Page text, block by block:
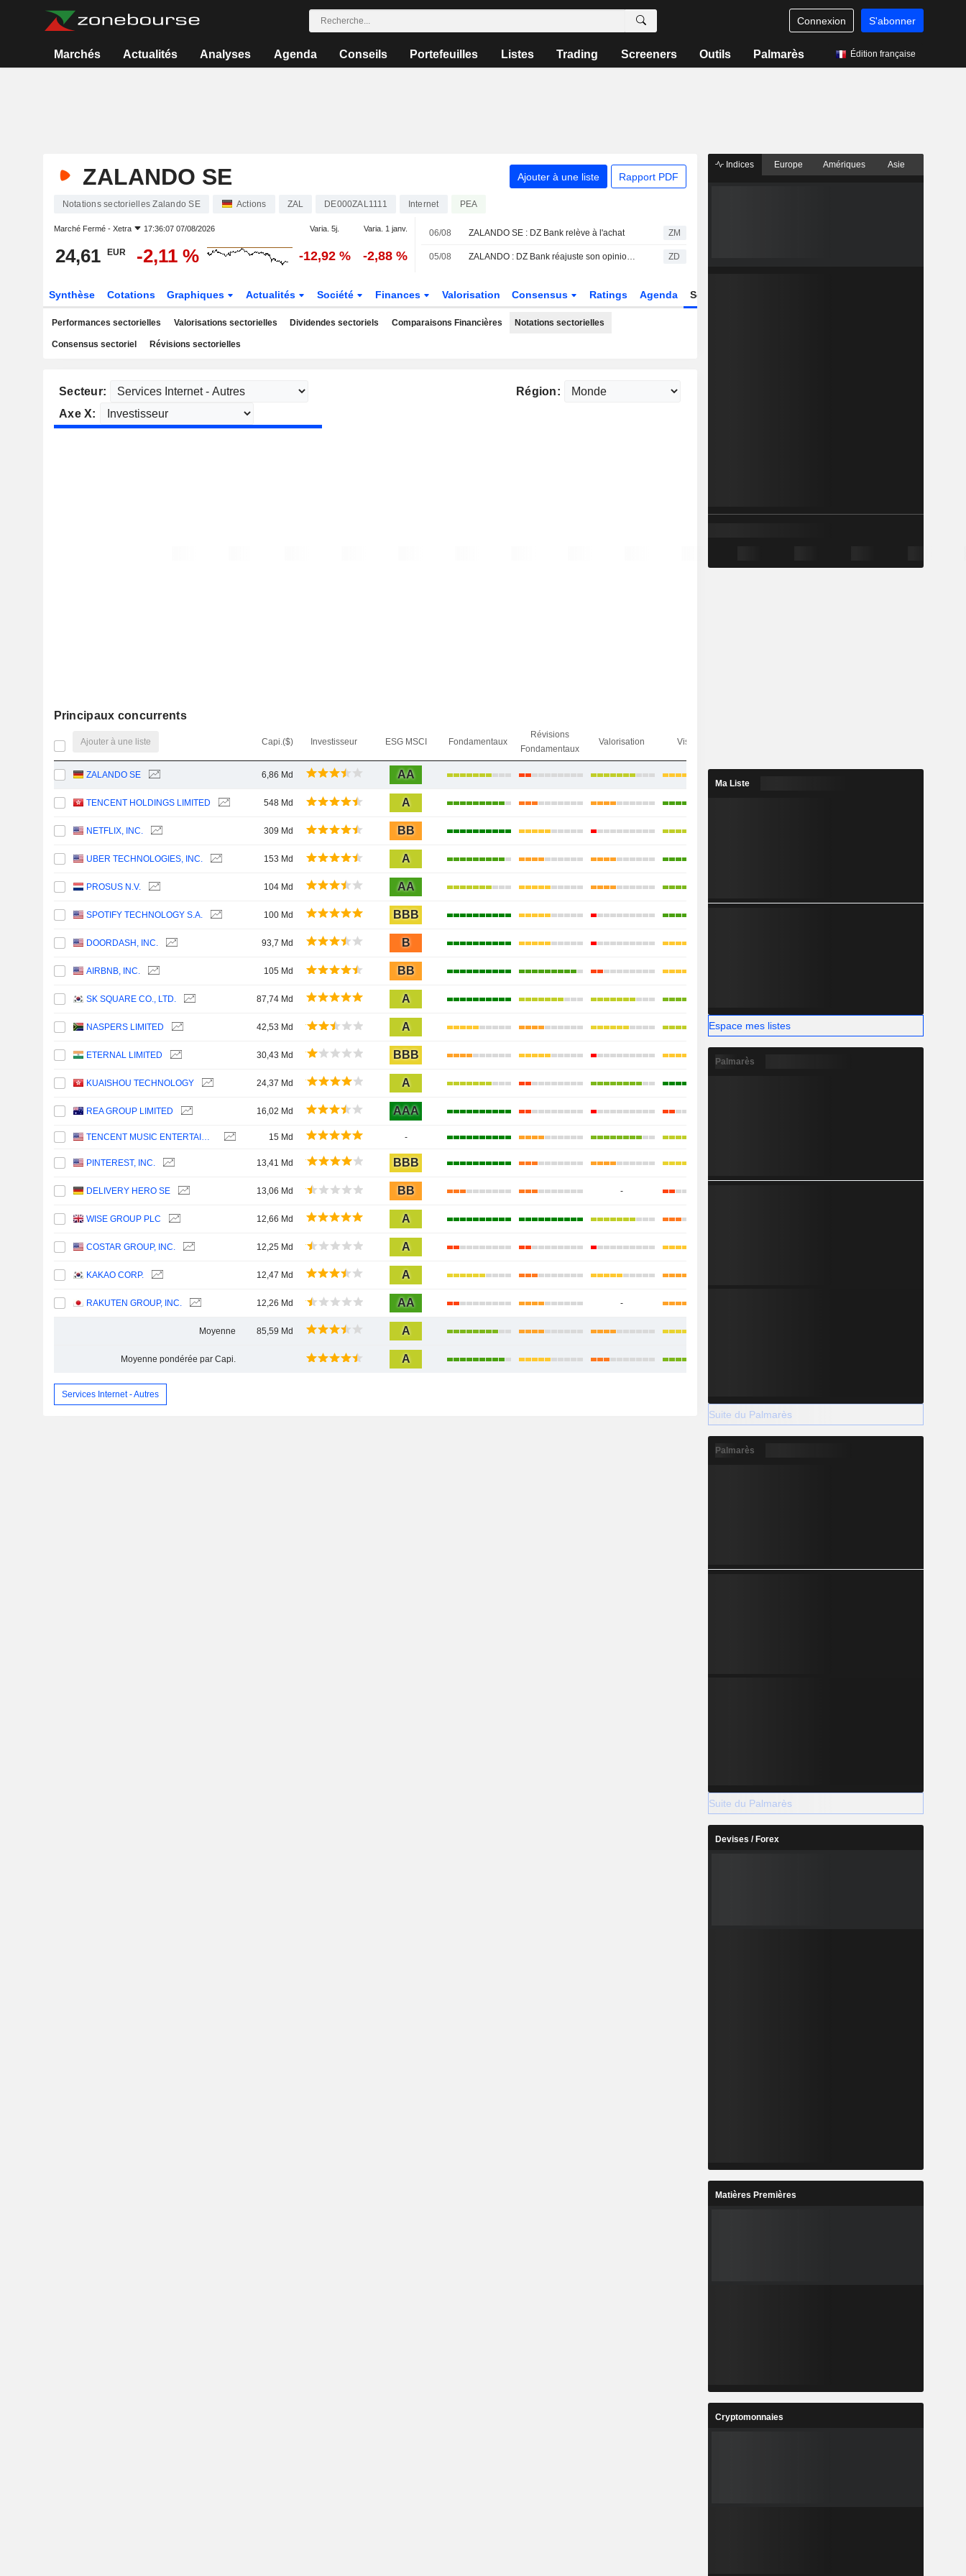
Connexion S'abonner
Marchés Actualités Analyses Agenda Conseils Portefeuilles Listes Trading Screeners Outils Palmarès Édition française
ZALANDO SE Ajouter à une liste Rapport PDF
Notations sectorielles Zalando SE Actions ZAL DE000ZAL1111 Internet PEA
Marché Fermé - Xetra 17:36:07 07/08/2026 Varia. 5j. Varia. 1 janv.
24,61 EUR -2,11 % -12,92 % -2,88 %
06/08 ZALANDO SE : DZ Bank relève à l'achat ZM
05/08 ZALANDO : DZ Bank réajuste son opinion à la hausse ZD
Synthèse Cotations Graphiques Actualités Société Finances Valorisation Consensus Ratings Agenda Secteur
Performances sectorielles Valorisations sectorielles Dividendes sectoriels Comparaisons Financières Notations sectorielles
Consensus sectoriel Révisions sectorielles
Secteur:
Région:
Axe X:
Principaux concurrents
Ajouter à une liste Capi.($) Investisseur ESG MSCI Fondamentaux
Révisions
Fondamentaux
Valorisation Visibilité
ZALANDO SE 6,86 Md AA
TENCENT HOLDINGS LIMITED 548 Md A
NETFLIX, INC. 309 Md BB
UBER TECHNOLOGIES, INC. 153 Md A
PROSUS N.V. 104 Md AA
SPOTIFY TECHNOLOGY S.A. 100 Md BBB
DOORDASH, INC. 93,7 Md B
AIRBNB, INC. 105 Md BB
SK SQUARE CO., LTD. 87,74 Md A
NASPERS LIMITED 42,53 Md A
ETERNAL LIMITED 30,43 Md BBB
KUAISHOU TECHNOLOGY 24,37 Md A
REA GROUP LIMITED 16,02 Md AAA
TENCENT MUSIC ENTERTAINMENT GROUP 15 Md -
PINTEREST, INC. 13,41 Md BBB
DELIVERY HERO SE 13,06 Md BB -
WISE GROUP PLC 12,66 Md A
COSTAR GROUP, INC. 12,25 Md A
KAKAO CORP. 12,47 Md A
RAKUTEN GROUP, INC. 12,26 Md AA -
Moyenne 85,59 Md A
Moyenne pondérée par Capi. A
Services Internet - Autres
Indices Europe Amériques Asie
Ma Liste
Espace mes listes
Palmarès
Suite du Palmarès
Palmarès
Suite du Palmarès
Devises / Forex
Matières Premières
Cryptomonnaies